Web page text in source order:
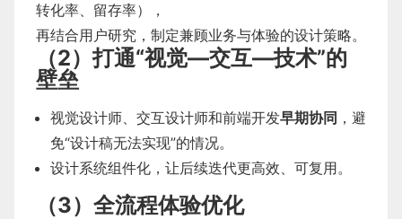
转化率、留存率），
再结合用户研究，制定兼顾业务与体验的设计策略。
（2）打通“视觉—交互—技术”的
壁垒
视觉设计师、交互设计师和前端开发早期协同 ，避
免“设计稿无法实现”的情况。
设计系统组件化，让后续迭代更高效、可复用。
（3）全流程体验优化